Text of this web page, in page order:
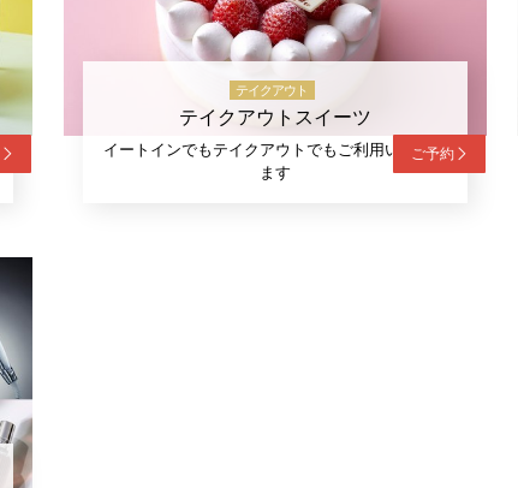
テイクアウト
テイクアウトスイーツ
イートインでもテイクアウトでもご利用いただけ
ます
ご予約